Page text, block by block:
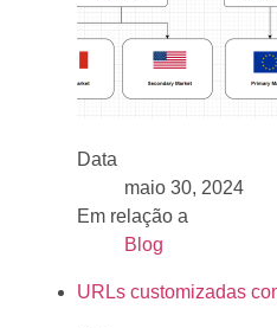
Data
maio 30, 2024
Em relação a
Blog
URLs customizadas